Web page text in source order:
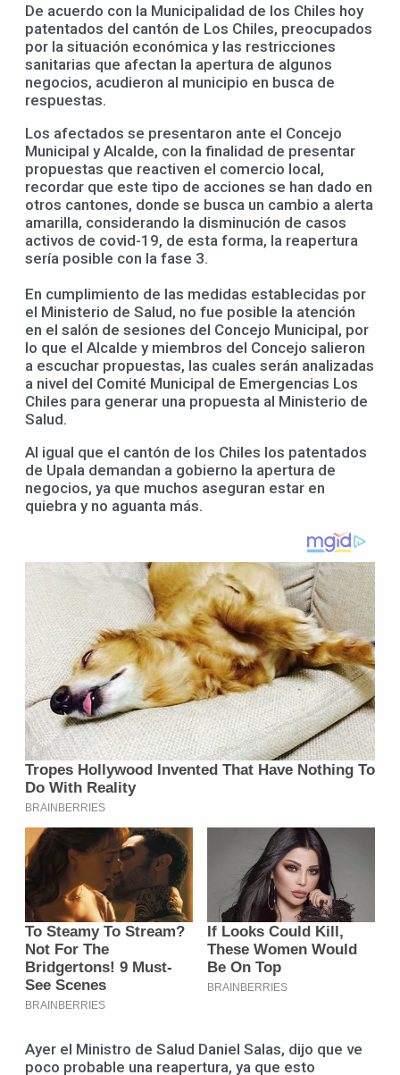
De acuerdo con la Municipalidad de los Chiles hoy
patentados del cantón de Los Chiles, preocupados
por la situación económica y las restricciones
sanitarias que afectan la apertura de algunos
negocios, acudieron al municipio en busca de
respuestas.
Los afectados se presentaron ante el Concejo
Municipal y Alcalde, con la finalidad de presentar
propuestas que reactiven el comercio local,
recordar que este tipo de acciones se han dado en
otros cantones, donde se busca un cambio a alerta
amarilla, considerando la disminución de casos
activos de covid-19, de esta forma, la reapertura
sería posible con la fase 3.
En cumplimiento de las medidas establecidas por
el Ministerio de Salud, no fue posible la atención
en el salón de sesiones del Concejo Municipal, por
lo que el Alcalde y miembros del Concejo salieron
a escuchar propuestas, las cuales serán analizadas
a nivel del Comité Municipal de Emergencias Los
Chiles para generar una propuesta al Ministerio de
Salud.
Al igual que el cantón de los Chiles los patentados
de Upala demandan a gobierno la apertura de
negocios, ya que muchos aseguran estar en
quiebra y no aguanta más.
Ayer el Ministro de Salud Daniel Salas, dijo que ve
poco probable una reapertura, ya que esto